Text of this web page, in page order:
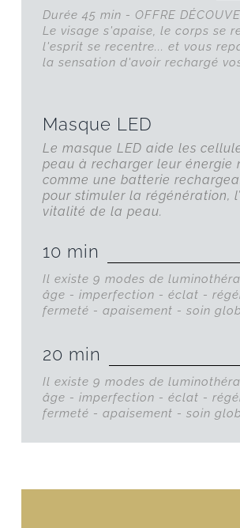
Durée 45 min - OFFRE
Le visage s'apaise, le corps se
l'esprit se recentre... et vous
la sensation d'avoir rechargé
Masque LED
Le masque LED aide les
peau à recharger leur énergie
comme une batterie
pour stimuler la régénération,
vitalité de la peau.
10 min
Il existe 9 modes de
âge - imperfection - éclat -
fermeté - apaisement - soin
20 min
Il existe 9 modes de
âge - imperfection - éclat -
fermeté - apaisement - soin